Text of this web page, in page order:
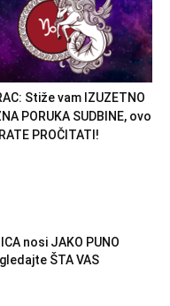
Stiže vam IZUZETNO
PORUKA SUDBINE, ovo
PROČITATI!
nosi JAKO PUNO
ŠTA VAS